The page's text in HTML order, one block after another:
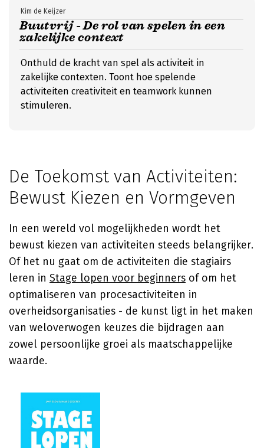
Buutvrij - De rol van spelen in een
zakelijke context
Kim de Keijzer
Onthuld de kracht van spel als activiteit in
zakelijke contexten. Toont hoe spelende
activiteiten creativiteit en teamwork kunnen
stimuleren.
De Toekomst van Activiteiten:
Bewust Kiezen en Vormgeven
In een wereld vol mogelijkheden wordt het
bewust kiezen van activiteiten steeds belangrijker.
Of het nu gaat om de activiteiten die stagiairs
leren in Stage lopen voor beginners of om het
optimaliseren van procesactiviteiten in
overheidsorganisaties - de kunst ligt in het maken
van weloverwogen keuzes die bijdragen aan
zowel persoonlijke groei als maatschappelijke
waarde.